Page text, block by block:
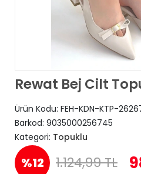
Rewat Bej Cilt
Ürün Kodu: FEH-KDN-KTP-
Barkod: 9035000256745
Kategori: Topuklu
%12 1.124,99 TL